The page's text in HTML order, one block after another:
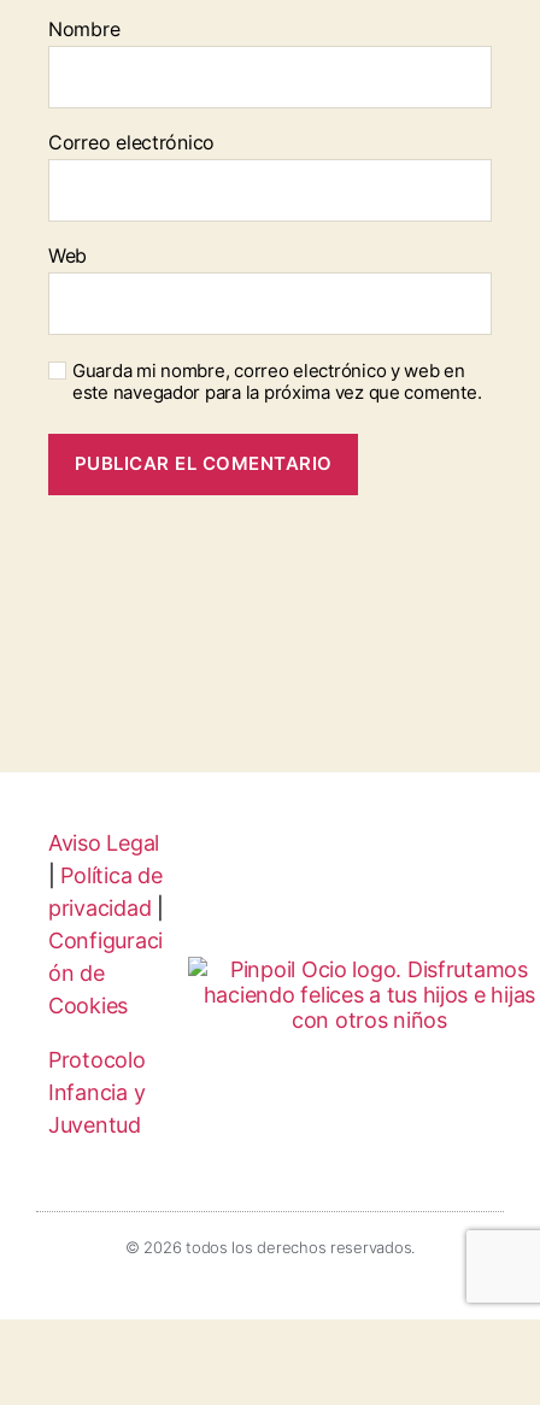
Nombre
Correo electrónico
Web
Guarda mi nombre, correo electrónico y web en
este navegador para la próxima vez que comente.
Aviso Legal
Política de
privacidad
Configuraci
ón de
Cookies
Protocolo
Infancia y
Juventud
© 2026 todos los derechos reservados.